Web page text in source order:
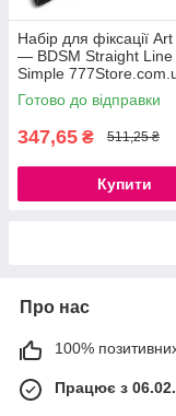
Набір для фіксації
— BDSM Straight Line
Simple
Готово до відправки
347,65 ₴ 511,25 ₴
Купити
Про нас
100% позитивних
Працює з